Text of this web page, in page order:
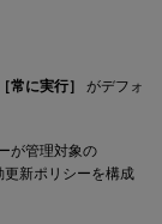
［常に実行］
がデフォ
が管理対象の
新ポリシーを構成